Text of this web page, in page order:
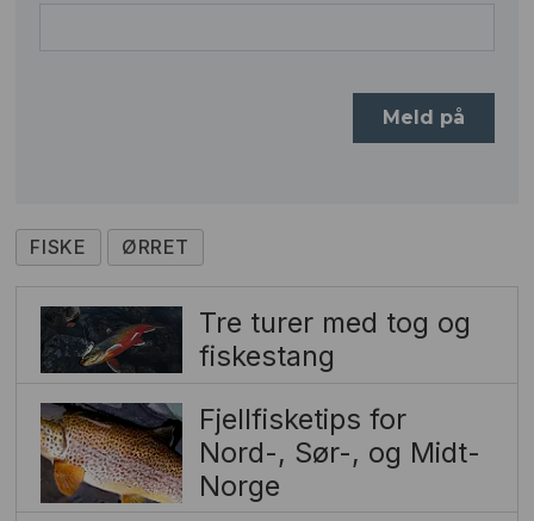
FISKE ØRRET
Tre turer med tog og
fiskestang
Fjellfisketips for
Nord-, Sør-, og Midt-
Norge